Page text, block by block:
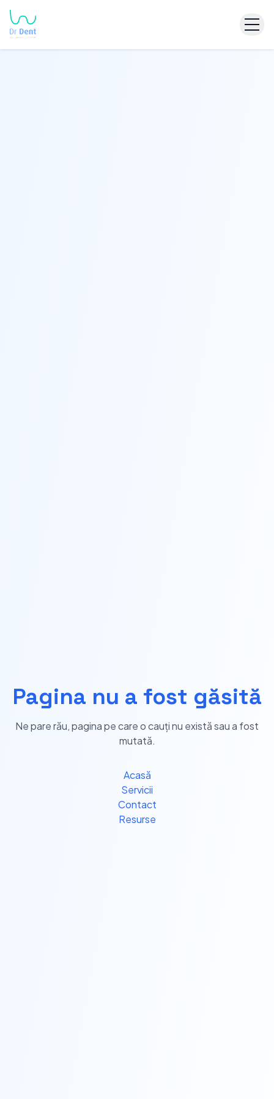
Pagina nu a fost găsită
Ne pare rău, pagina pe care o cauți nu există sau a fost
mutată.
Acasă
Servicii
Contact
Resurse